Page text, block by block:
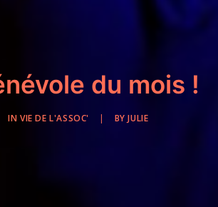
du mois !
IN VIE DE L'ASSOC' | BYJULIE